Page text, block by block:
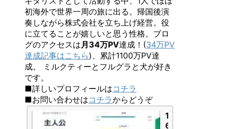
初海外で世界一周の旅に出る。帰国後演
奏しながら株式会社を立ち上げ経営。役
に立てることが嬉しいと思う性格。ブロ
グのアクセスは 月34万PV達成！(34万PV
達成記事はこちら)、累計1100万PV達
成。 ミルクティーとフルグラと犬が好き
です。
■詳しいプロフィールはコチラ
■お問い合わせはコチラからどうぞ
1
6